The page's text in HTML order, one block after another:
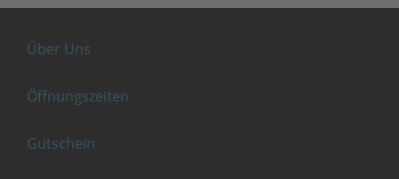
Über Uns
Öffnungszeiten
Gutschein